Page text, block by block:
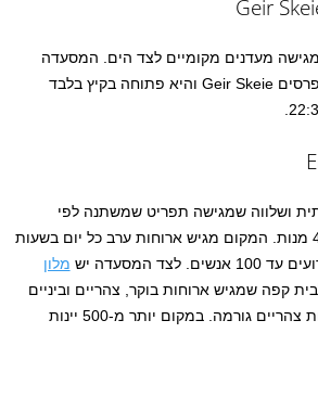
מעדנים מקומיים לצד הים. המסעדה
מנוהלת ע"י השף זוכה הפרסים Geir Skeie והיא פתוחה בקיץ בלבד
ושלווה שמגישה תפריט שמשתנה לפי
העונות וארוחות בנות 4-7 מנות. המקום מגיש ארוחות ערב כל יום בשעות
מלון
קפה שמגיש ארוחות בוקר, צהריים וביניים
כל השנה ובקיץ גם ארוחות צהריים גורמה. במקום יותר מ-500 יינות